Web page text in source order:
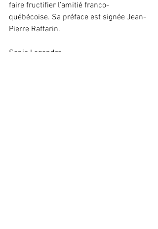
faire fructifier l’amitié franco-
québécoise. Sa préface est signée Jean-
Pierre Raffarin.
Sonia Legendre